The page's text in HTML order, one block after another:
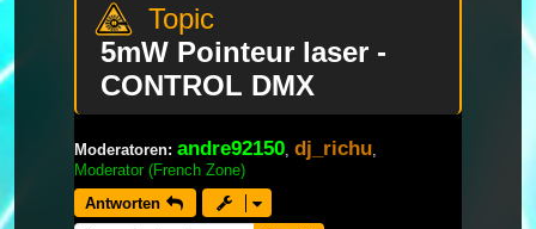
5mW Pointeur laser -
CONTROL DMX
Moderatoren: andre92150, dj_richu,
Moderator (French Zone)
Antworten